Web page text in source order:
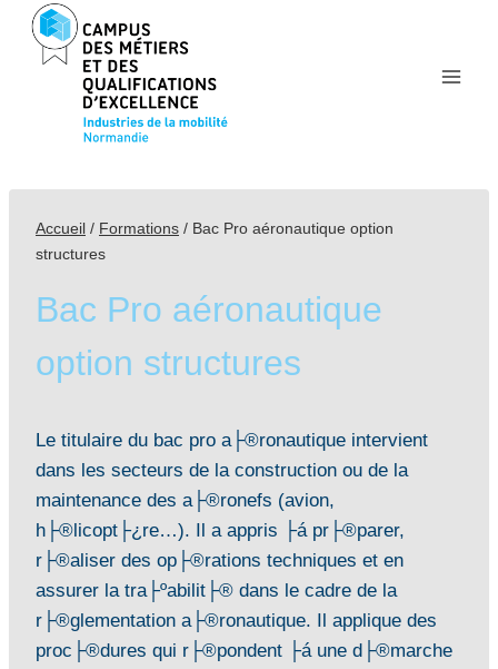
Aller
Accueil / Formations / Bac Pro aéronautique option
structures
Bac Pro aéronautique
option structures
Le titulaire du bac pro a├®ronautique intervient
dans les secteurs de la construction ou de la
maintenance des a├®ronefs (avion,
h├®licopt├¿re…). Il a appris ├á pr├®parer,
r├®aliser des op├®rations techniques et en
assurer la tra├ºabilit├® dans le cadre de la
r├®glementation a├®ronautique. Il applique des
proc├®dures qui r├®pondent ├á une d├®marche